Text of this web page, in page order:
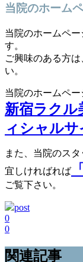
当院のホーム
当院のホームペ
す。
ご興味のある方
い。
当院のホームペー
新宿ラクル
ィシャルサ
また、当院のス
宜しければれば
ご覧下さい。
post
0
0
関連記事